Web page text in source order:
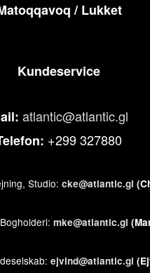
/ Lukket
Kundeservice
atlantic@atlantic.gl
+299 327880
Studio: cke@atlantic.gl
mke@atlantic.gl
ejvind@atlantic.gl